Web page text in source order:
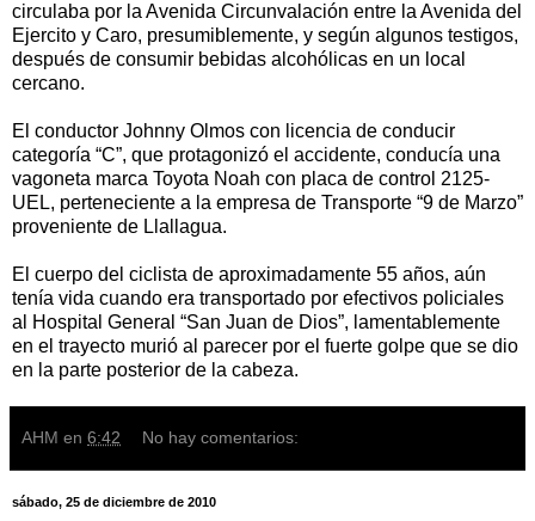
circulaba por la Avenida Circunvalación entre la Avenida del
Ejercito y Caro, presumiblemente, y según algunos testigos,
después de consumir bebidas alcohólicas en un local
cercano.
El conductor Johnny Olmos con licencia de conducir
categoría “C”, que protagonizó el accidente, conducía una
vagoneta marca Toyota Noah con placa de control 2125-
UEL, perteneciente a la empresa de Transporte “9 de Marzo”
proveniente de Llallagua.
El cuerpo del ciclista de aproximadamente 55 años, aún
tenía vida cuando era transportado por efectivos policiales
al Hospital General “San Juan de Dios”, lamentablemente
en el trayecto murió al parecer por el fuerte golpe que se dio
en la parte posterior de la cabeza.
AHM en 6:42 No hay comentarios:
sábado, 25 de diciembre de 2010